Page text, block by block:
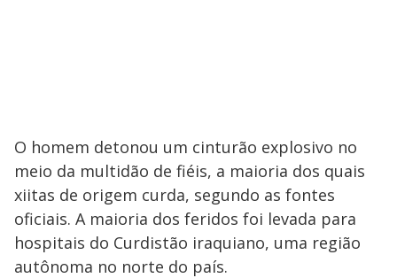
O homem detonou um cinturão explosivo no
meio da multidão de fiéis, a maioria dos quais
xiitas de origem curda, segundo as fontes
oficiais. A maioria dos feridos foi levada para
hospitais do Curdistão iraquiano, uma região
autônoma no norte do país.